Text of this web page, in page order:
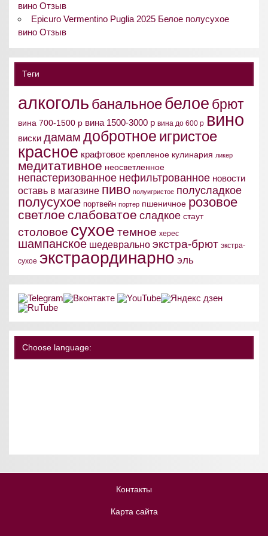
вино Отзыв
Epicuro Vermentino Puglia 2025 Белое полусухое
вино Отзыв
Теги
алкоголь банальноебелое брют
вина 700-1500 р вина 1500-3000 р вина до 600 р вино
виски дамам добротное игристое
красное крафтовое крепленое кулинария ликер
медитативное неосветленное
непастеризованное нефильтрованное новости
оставь в магазине пиво полуигристое полусладкое
полусухое портвейн портер пшеничное розовое
светлое слабоватое сладкое стаут
столовое сухое темное херес
шампанское шедеврально экстра-брют экстра-
сухое экстраординарно эль
Choose language:
Контакты
Карта сайта